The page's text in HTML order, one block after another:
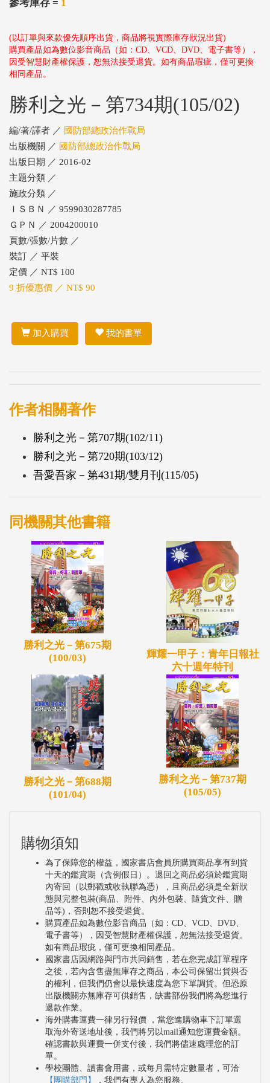
參考庫存 = 1
(以訂單與來款優先順序出貨，商品將視實際庫存狀況出貨)
購買產品如為數位影音商品（如：CD、VCD、DVD、電子書等），
因受智慧財產權保護，恕無法接受退貨。如有商品瑕疵，僅可更換
相同產品。
勝利之光－第734期(105/02)
編/著/譯者 ／ 國防部總政治作戰局
出版機關 ／ 國防部總政治作戰局
出版日期 ／ 2016-02
主題分類 ／
施政分類 ／
ＩＳＢＮ ／ 9599030287785
ＧＰＮ ／ 2004200010
頁數/張數/片數 ／
裝訂 ／ 平裝
定價 ／ NT$ 100
9 折優惠價 ／ NT$ 90
加入購買 我的書單
作者相關著作
勝利之光－第707期(102/11)
勝利之光－第720期(103/12)
吾愛吾家－第431期/雙月刊(115/05)
同機關其他書籍
勝利之光－第675期
(100/03)
輝耀一甲子：青年日報社
六十週年特刊
勝利之光－第688期
(101/04)
勝利之光－第737期
(105/05)
購物須知
為了保障您的權益，國家書店會員所購買商品享有到貨
十天的鑑賞期（含例假日）。退回之商品必須於鑑賞期
內寄回（以郵戳或收執聯為憑），且商品必須是全新狀
態與完整包裝(商品、附件、內外包裝、隨貨文件、贈
品等)，否則恕不接受退貨。
購買產品如為數位影音商品（如：CD、VCD、DVD、
電子書等），因受智慧財產權保護，恕無法接受退貨。
如有商品瑕疵，僅可更換相同產品。
國家書店因網路與門市共同銷售，若在您完成訂單程序
之後，若內含售盡無庫存之商品，本公司保留出貨與否
的權利，但我們仍會以最快速度為您下單調貨。但恐原
出版機關亦無庫存可供銷售，缺書部份我們將為您進行
退款作業。
海外購書運費一律另行報價 ，當您進購物車下訂單選
取海外寄送地址後，我們將另以mail通知您運費金額。
確認書款與運費一併支付後，我們將儘速處理您的訂
單。
學校團體、讀書會用書，或每月需特定數量者，可洽
【團購部門】
，我們有專人為您服務。